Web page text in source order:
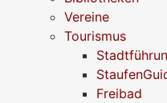
Vereine
Tourismus
Freibad